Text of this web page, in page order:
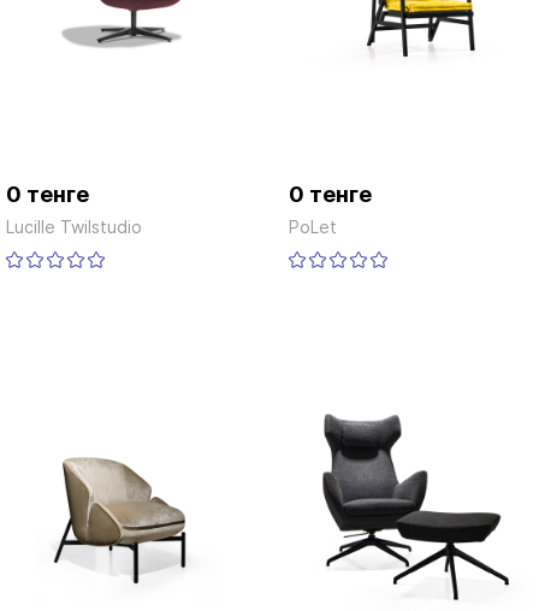
0 тенге
Lucille Twilstudio
0 тенге
PoLet